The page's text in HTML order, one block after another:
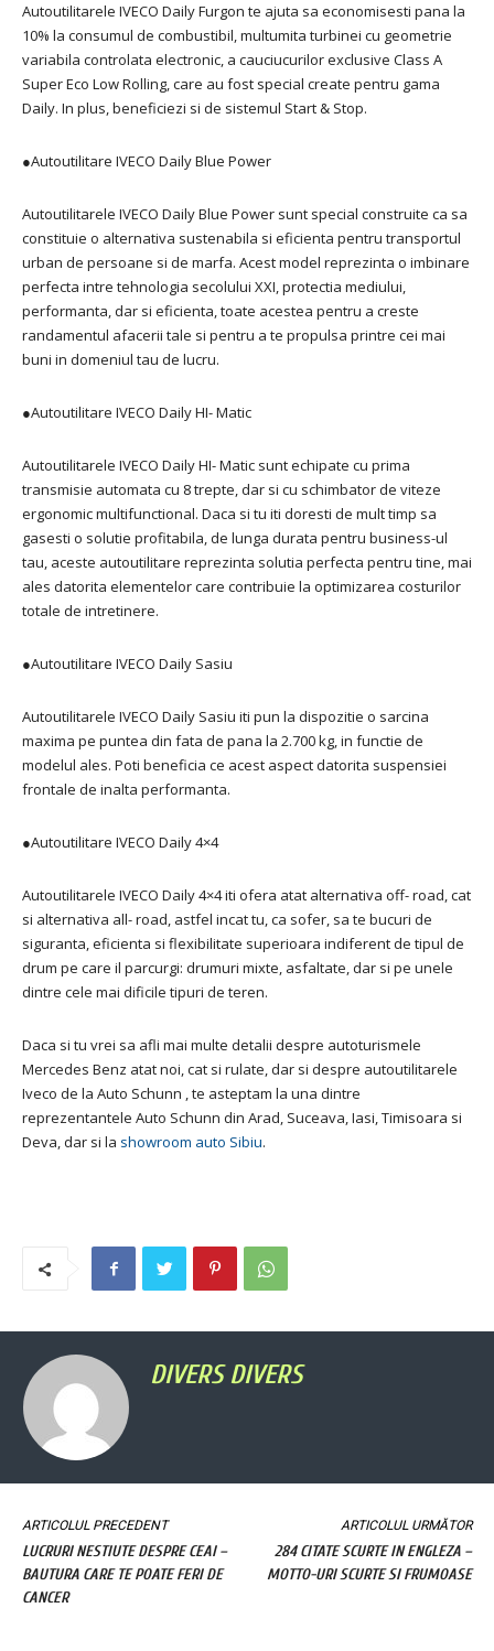
Autoutilitarele IVECO Daily Furgon te ajuta sa economisesti pana la
10% la consumul de combustibil, multumita turbinei cu geometrie
variabila controlata electronic, a cauciucurilor exclusive Class A
Super Eco Low Rolling, care au fost special create pentru gama
Daily. In plus, beneficiezi si de sistemul Start & Stop.
●Autoutilitare IVECO Daily Blue Power
Autoutilitarele IVECO Daily Blue Power sunt special construite ca sa
constituie o alternativa sustenabila si eficienta pentru transportul
urban de persoane si de marfa. Acest model reprezinta o imbinare
perfecta intre tehnologia secolului XXI, protectia mediului,
performanta, dar si eficienta, toate acestea pentru a creste
randamentul afacerii tale si pentru a te propulsa printre cei mai
buni in domeniul tau de lucru.
●Autoutilitare IVECO Daily HI- Matic
Autoutilitarele IVECO Daily HI- Matic sunt echipate cu prima
transmisie automata cu 8 trepte, dar si cu schimbator de viteze
ergonomic multifunctional. Daca si tu iti doresti de mult timp sa
gasesti o solutie profitabila, de lunga durata pentru business-ul
tau, aceste autoutilitare reprezinta solutia perfecta pentru tine, mai
ales datorita elementelor care contribuie la optimizarea costurilor
totale de intretinere.
●Autoutilitare IVECO Daily Sasiu
Autoutilitarele IVECO Daily Sasiu iti pun la dispozitie o sarcina
maxima pe puntea din fata de pana la 2.700 kg, in functie de
modelul ales. Poti beneficia ce acest aspect datorita suspensiei
frontale de inalta performanta.
●Autoutilitare IVECO Daily 4×4
Autoutilitarele IVECO Daily 4×4 iti ofera atat alternativa off- road, cat
si alternativa all- road, astfel incat tu, ca sofer, sa te bucuri de
siguranta, eficienta si flexibilitate superioara indiferent de tipul de
drum pe care il parcurgi: drumuri mixte, asfaltate, dar si pe unele
dintre cele mai dificile tipuri de teren.
Daca si tu vrei sa afli mai multe detalii despre autoturismele
Mercedes Benz atat noi, cat si rulate, dar si despre autoutilitarele
Iveco de la Auto Schunn , te asteptam la una dintre
reprezentantele Auto Schunn din Arad, Suceava, Iasi, Timisoara si
Deva, dar si la showroom auto Sibiu.
DIVERS DIVERS
ARTICOLUL PRECEDENT
LUCRURI NESTIUTE DESPRE CEAI –
BAUTURA CARE TE POATE FERI DE
CANCER
ARTICOLUL URMĂTOR
284 CITATE SCURTE IN ENGLEZA –
MOTTO-URI SCURTE SI FRUMOASE